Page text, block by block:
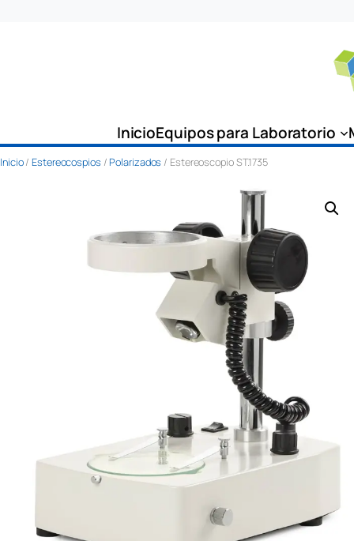
InicioEquipos para Laboratorio
Inicio/Estereocospios /Polarizados / Estereoscopio ST.1735